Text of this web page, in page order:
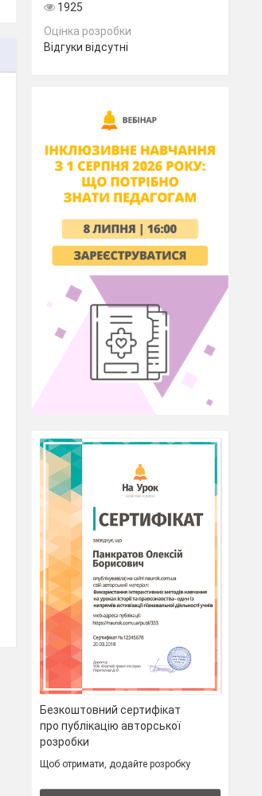
1925
Оцінка розробки
Відгуки відсутні
Безкоштовний сертифікат
про публікацію авторської
розробки
Щоб отримати, додайте розробку